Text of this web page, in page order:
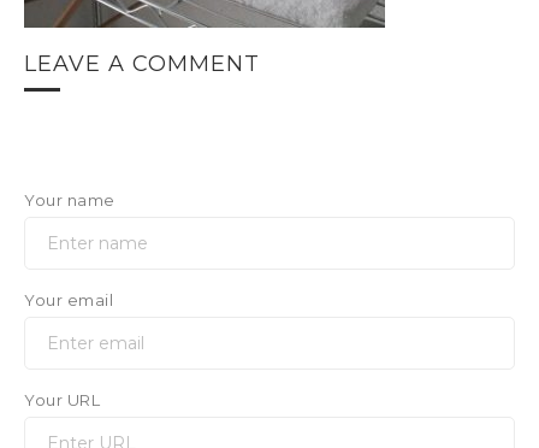
LEAVE A COMMENT
Your name
Your email
Your URL